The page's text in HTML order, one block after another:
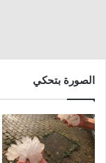
الصورة بتحكي